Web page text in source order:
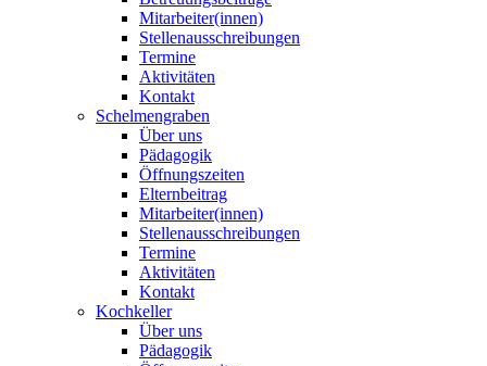
Mitarbeiter(innen)
Stellenausschreibungen
Termine
Aktivitäten
Kontakt
Schelmengraben
Über uns
Pädagogik
Öffnungszeiten
Elternbeitrag
Mitarbeiter(innen)
Stellenausschreibungen
Termine
Aktivitäten
Kontakt
Kochkeller
Über uns
Pädagogik